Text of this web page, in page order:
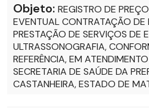
Objeto: REGISTRO DE
EVENTUAL CONTRATAÇÃO DE
PRESTAÇÃO DE SERVIÇOS DE
ULTRASSONOGRAFIA,
REFERÊNCIA, EM
SECRETARIA DE SAÚDE DA
CASTANHEIRA, ESTADO DE